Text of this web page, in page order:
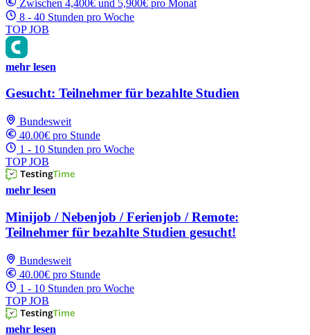
Zwischen 4,400€ und 5,900€ pro Monat
8 - 40 Stunden pro Woche
TOP JOB
mehr lesen
Gesucht: Teilnehmer für bezahlte Studien
Bundesweit
40.00€ pro Stunde
1 - 10 Stunden pro Woche
TOP JOB
mehr lesen
Minijob / Nebenjob / Ferienjob / Remote:
Teilnehmer für bezahlte Studien gesucht!
Bundesweit
40.00€ pro Stunde
1 - 10 Stunden pro Woche
TOP JOB
mehr lesen